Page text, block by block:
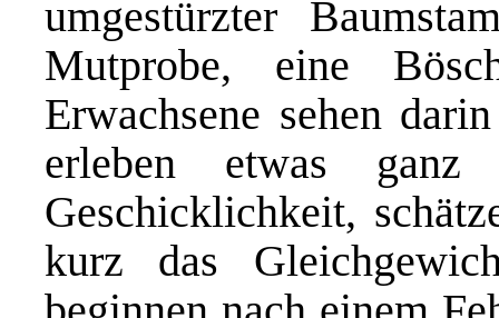
umgestürzter
Mutprobe, eine
Erwachsene sehen
erleben etwas
Geschicklichkeit,
kurz das